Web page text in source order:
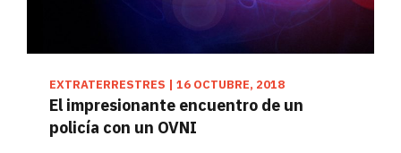
EXTRATERRESTRES | 16 OCTUBRE, 2018
El impresionante encuentro de un
policía con un OVNI